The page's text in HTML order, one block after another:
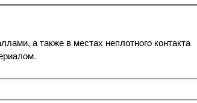
а также в местах неплотного контакта